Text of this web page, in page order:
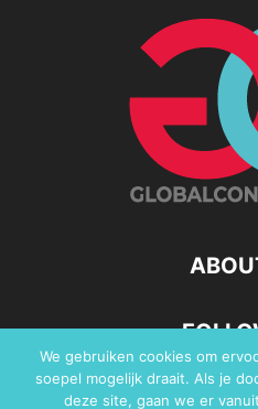
We gebruiken cookies om
soepel mogelijk draait. Als je
deze site, gaan we er